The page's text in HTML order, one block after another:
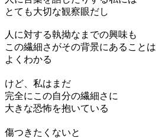
とても大切な観察眼だし
人に対する執拗なまでの興味も
この繊細さがその背景にあることは
よくわかる
けど、私はまだ
完全にこの自分の繊細さに
大きな恐怖を抱いている
傷つきたくないと